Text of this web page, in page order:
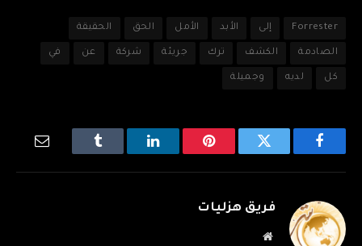
Forrester إلى الأبد الأمل الحق الحقيقة
الصادمة الكشف ترك جريئة شركة عن في
كل لديه وجميلة
فيسبوك تويتر بينتيريستلينكدإن Tumblr
البريد
فريق هزليات
موقع